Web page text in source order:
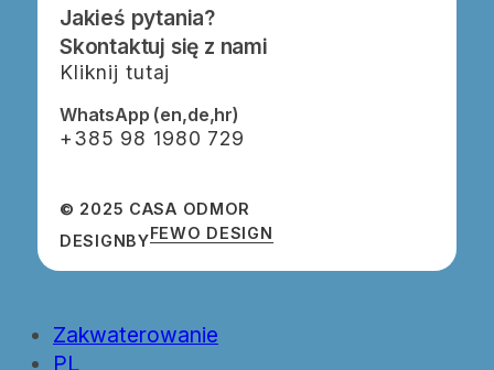
Jakieś pytania?
Skontaktuj się z nami
Kliknij tutaj
WhatsApp (en,de,hr)
‭+385 98 1980 729‬
© 2025 CASA ODMOR
DESIGNBYFEWO DESIGN
Close
Menu
Zakwaterowanie
PL